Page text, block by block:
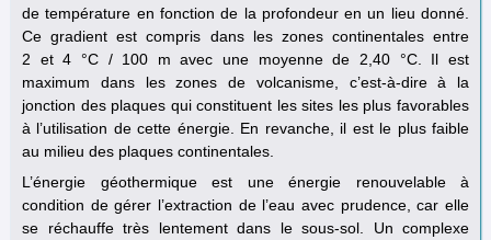
de température en fonction de la profondeur en un lieu donné.
Ce gradient est compris dans les zones continentales entre
2 et 4 °C / 100 m avec une moyenne de 2,40 °C. Il est
maximum dans les zones de volcanisme, c’est-à-dire à la
jonction des plaques qui constituent les sites les plus favorables
à l’utilisation de cette énergie. En revanche, il est le plus faible
au milieu des plaques continentales.
L’énergie géothermique est une énergie renouvelable à
condition de gérer l’extraction de l’eau avec prudence, car elle
se réchauffe très lentement dans le sous-sol. Un complexe